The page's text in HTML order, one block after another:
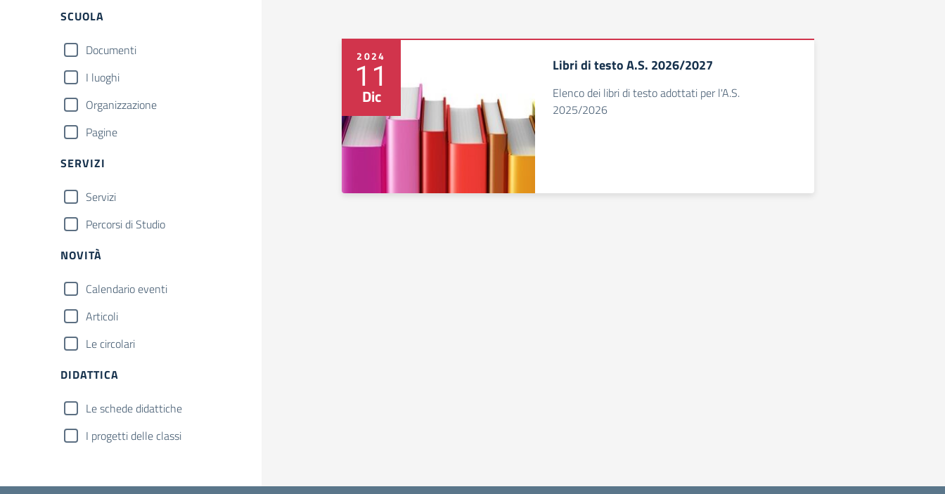
Filtri
SCUOLA
Documenti
I luoghi
Organizzazione
Pagine
SERVIZI
Servizi
Percorsi di Studio
NOVITÀ
Calendario eventi
Articoli
Le circolari
DIDATTICA
Le schede didattiche
I progetti delle classi
2024
11
Dic
Libri di testo A.S. 2026/2027
Elenco dei libri di testo adottati per l'A.S.
2025/2026